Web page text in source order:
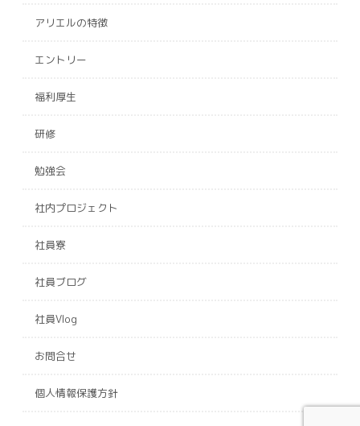
アリエルの特徴
エントリー
福利厚生
研修
勉強会
社内プロジェクト
社員寮
社員ブログ
社員Vlog
お問合せ
個人情報保護方針